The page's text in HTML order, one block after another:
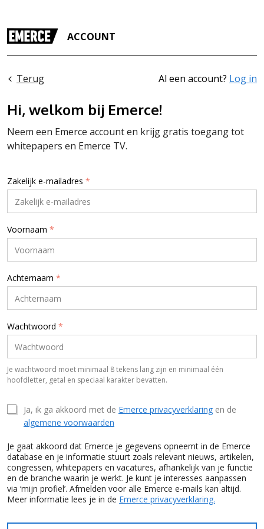
ACCOUNT
Terug Al een account? Log in
Hi, welkom bij Emerce!
Neem een Emerce account en krijg gratis toegang tot
whitepapers en Emerce TV.
Zakelijk e-mailadres *
Voornaam *
Achternaam *
Wachtwoord *
Je wachtwoord moet minimaal 8 tekens lang zijn en minimaal één
hoofdletter, getal en speciaal karakter bevatten.
Ja, ik ga akkoord met de Emerce privacyverklaring en de
algemene voorwaarden
Je gaat akkoord dat Emerce je gegevens opneemt in de Emerce
database en je informatie stuurt zoals relevant nieuws, artikelen,
congressen, whitepapers en vacatures, afhankelijk van je functie
en de branche waarin je werkt. Je kunt je interesses aanpassen
via ‘mijn profiel’. Afmelden voor alle Emerce e-mails kan altijd.
Meer informatie lees je in de Emerce privacyverklaring.